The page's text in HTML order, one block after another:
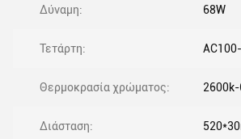
Δύναμη: 68W
Τετάρτη:
Θερμοκρασία χρώματος:
Διάσταση: